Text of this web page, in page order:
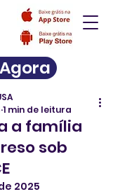
a família
sob
1 min de leitura
2025